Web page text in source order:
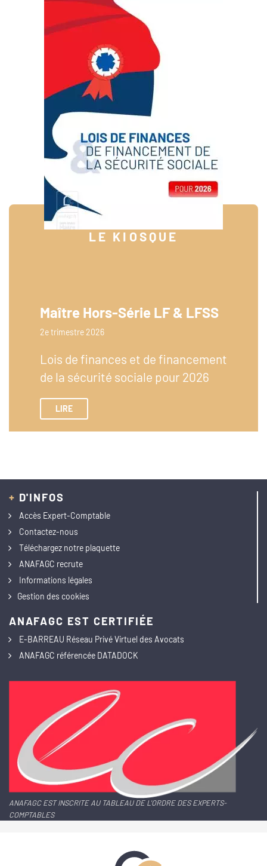
LE KIOSQUE
Maître Hors-Série LF & LFSS
2e trimestre 2026
Lois de finances et de financement
de la sécurité sociale pour 2026
LIRE
+ D'INFOS
Accès Expert-Comptable
Contactez-nous
Téléchargez notre plaquette
ANAFAGC recrute
Informations légales
Gestion des cookies
ANAFAGC EST CERTIFIÉE
E-BARREAU Réseau Privé Virtuel des Avocats
ANAFAGC référencée DATADOCK
ANAFAGC EST INSCRITE AU TABLEAU DE L'ORDRE DES EXPERTS-
COMPTABLES